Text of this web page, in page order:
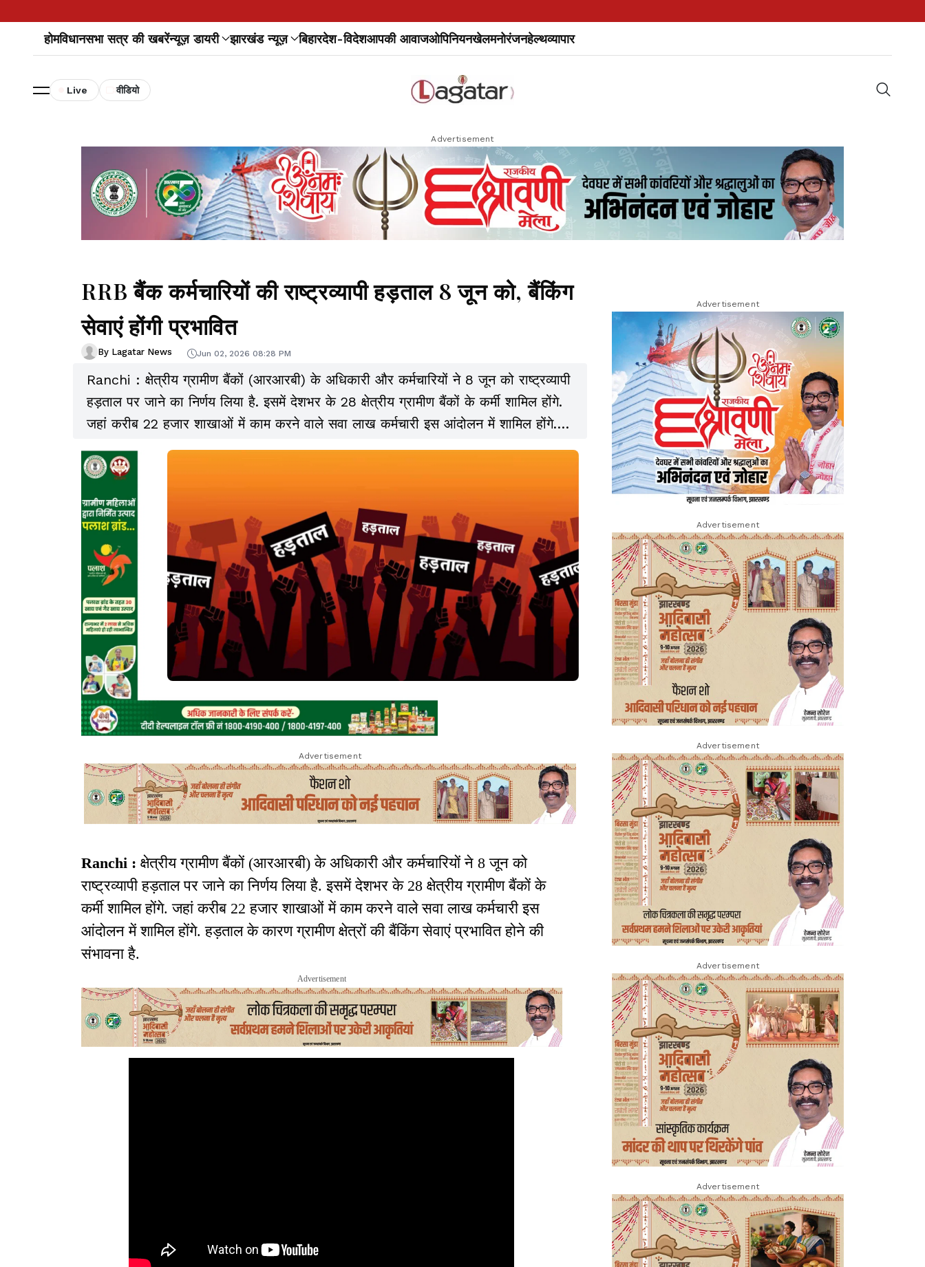
होमविधानसभा सत्र की खबरेंन्यूज़ डायरी झारखंड न्यूज़ बिहारदेश-विदेशआपकी आवाजओपिनियनखेलमनोरंजनहेल्थव्यापार
Live वीडियो
Advertisement
RRB बैंक कर्मचारियों की राष्ट्रव्यापी हड़ताल 8 जून को, बैंकिंग
सेवाएं होंगी प्रभावित
By Lagatar News Jun 02, 2026 08:28 PM
Ranchi : क्षेत्रीय ग्रामीण बैंकों (आरआरबी) के अधिकारी और कर्मचारियों ने 8 जून को राष्ट्रव्यापी
हड़ताल पर जाने का निर्णय लिया है. इसमें देशभर के 28 क्षेत्रीय ग्रामीण बैंकों के कर्मी शामिल होंगे.
जहां करीब 22 हजार शाखाओं में काम करने वाले सवा लाख कर्मचारी इस आंदोलन में शामिल होंगे.
हड़ताल के कारण ग्रामीण क्षेत्रों की बैंकिंग सेवाएं प्रभावित होने की संभावना है.
Advertisement
Ranchi : क्षेत्रीय ग्रामीण बैंकों (आरआरबी) के अधिकारी और कर्मचारियों ने 8 जून को
राष्ट्रव्यापी हड़ताल पर जाने का निर्णय लिया है. इसमें देशभर के 28 क्षेत्रीय ग्रामीण बैंकों के
कर्मी शामिल होंगे. जहां करीब 22 हजार शाखाओं में काम करने वाले सवा लाख कर्मचारी इस
आंदोलन में शामिल होंगे. हड़ताल के कारण ग्रामीण क्षेत्रों की बैंकिंग सेवाएं प्रभावित होने की
संभावना है.
Advertisement
Advertisement
Advertisement
Advertisement
Advertisement
Advertisement